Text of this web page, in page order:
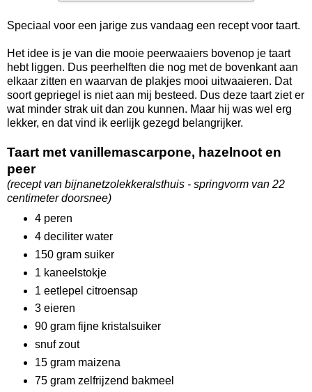
Speciaal voor een jarige zus vandaag een recept voor taart.
Het idee is je van die mooie peerwaaiers bovenop je taart
hebt liggen. Dus peerhelften die nog met de bovenkant aan
elkaar zitten en waarvan de plakjes mooi uitwaaieren. Dat
soort gepriegel is niet aan mij besteed. Dus deze taart ziet er
wat minder strak uit dan zou kunnen. Maar hij was wel erg
lekker, en dat vind ik eerlijk gezegd belangrijker.
Taart met vanillemascarpone, hazelnoot en
peer
(recept van bijnanetzolekkeralsthuis - springvorm van 22
centimeter doorsnee)
4 peren
4 deciliter water
150 gram suiker
1 kaneelstokje
1 eetlepel citroensap
3 eieren
90 gram fijne kristalsuiker
snuf zout
15 gram maizena
75 gram zelfrijzend bakmeel